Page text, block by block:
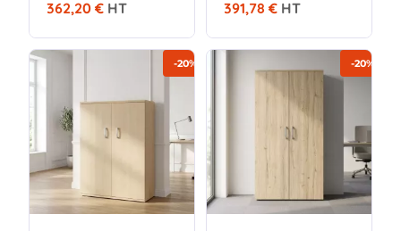
362,20 € HT 391,78 € HT
-20% -20%